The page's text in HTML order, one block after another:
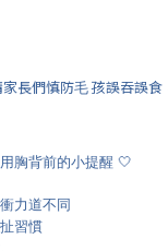
長們慎防⽑ 孩誤吞誤
胸背前的小提醒 🤍
力道不同
習慣